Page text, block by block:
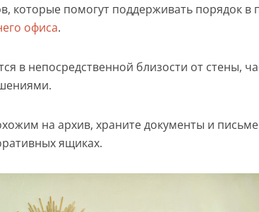
которые помогут поддерживать порядок в
офиса.
в непосредственной близости от стены,
на архив, храните документы и
ящиках.